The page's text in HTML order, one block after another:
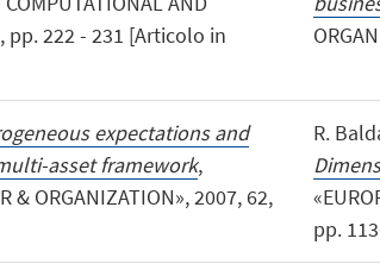
pp. 222 - 231 [Articolo in
expectations and
asset framework,
& ORGANIZATION», 2007, 62,
R.
pp.